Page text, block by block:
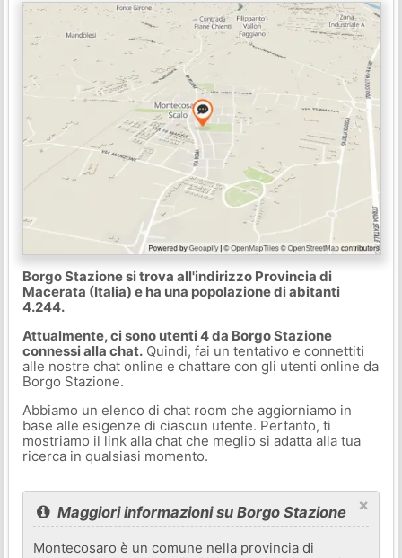
Borgo Stazione si trova all'indirizzo Provincia di
Macerata (Italia) e ha una popolazione di abitanti
4.244.
Attualmente, ci sono utenti 4 da Borgo Stazione
connessi alla chat.Quindi, fai un tentativo e connettiti
alle nostre chat online e chattare con gli utenti online da
Borgo Stazione.
Abbiamo un elenco di chat room che aggiorniamo in
base alle esigenze di ciascun utente. Pertanto, ti
mostriamo il link alla chat che meglio si adatta alla tua
ricerca in qualsiasi momento.
×
Maggiori informazioni su Borgo Stazione
Montecosaro è un comune nella provincia di